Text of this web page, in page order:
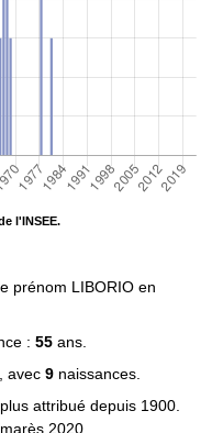
l'INSEE.
prénom LIBORIO en
: 55 ans.
avec 9 naissances.
attribué depuis 1900.
2020.